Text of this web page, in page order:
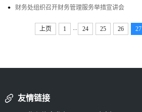
财务处组织召开财务管理服务举措宣讲会
上页 1 ... 24 25 26 27
友情链接